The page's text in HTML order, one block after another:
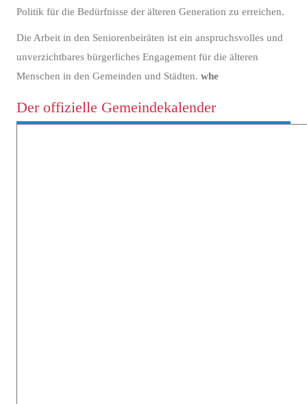
Politik für die Bedürfnisse der älteren Generation zu erreichen.
Die Arbeit in den Seniorenbeiräten ist ein anspruchsvolles und
unverzichtbares bürgerliches Engagement für die älteren
Menschen in den Gemeinden und Städten. whe
Der offizielle Gemeindekalender